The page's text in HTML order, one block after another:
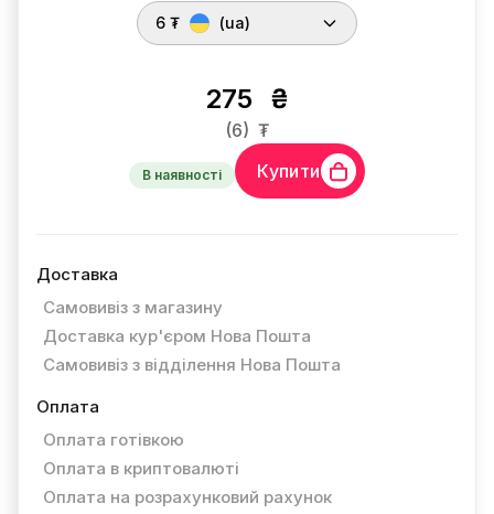
6 ₮
(ua)
275 ₴
(6) ₮
В наявності Купити
Доставка
Самовивіз з магазину
Доставка кур'єром Нова Пошта
Самовивіз з відділення Нова Пошта
Оплата
Оплата готівкою
Оплата в криптовалюті
Оплата на розрахунковий рахунок